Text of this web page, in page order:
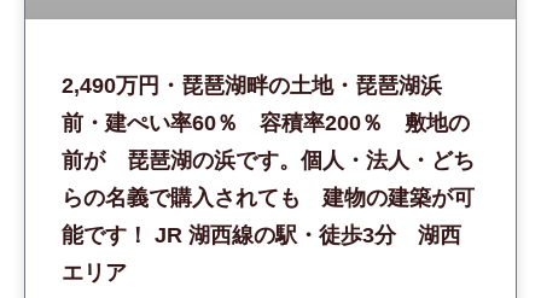
2,490万円・琵琶湖畔の土地・琵琶湖浜
前・建ぺい率60％ 容積率200％ 敷地の
前が 琵琶湖の浜です。個人・法人・どち
らの名義で購入されても 建物の建築が可
能です！ JR 湖西線の駅・徒歩3分 湖西
エリア